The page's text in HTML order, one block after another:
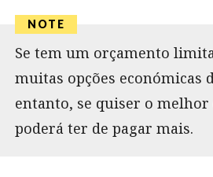
Se tem um orçamento
muitas opções económicas
entanto, se quiser o
poderá ter de pagar mais.